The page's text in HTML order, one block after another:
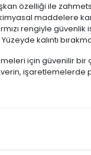
özelliği ile
maddelere
rengiyle
Yüzeyde kalıntı
için güvenilir bir
işaretlemelerde